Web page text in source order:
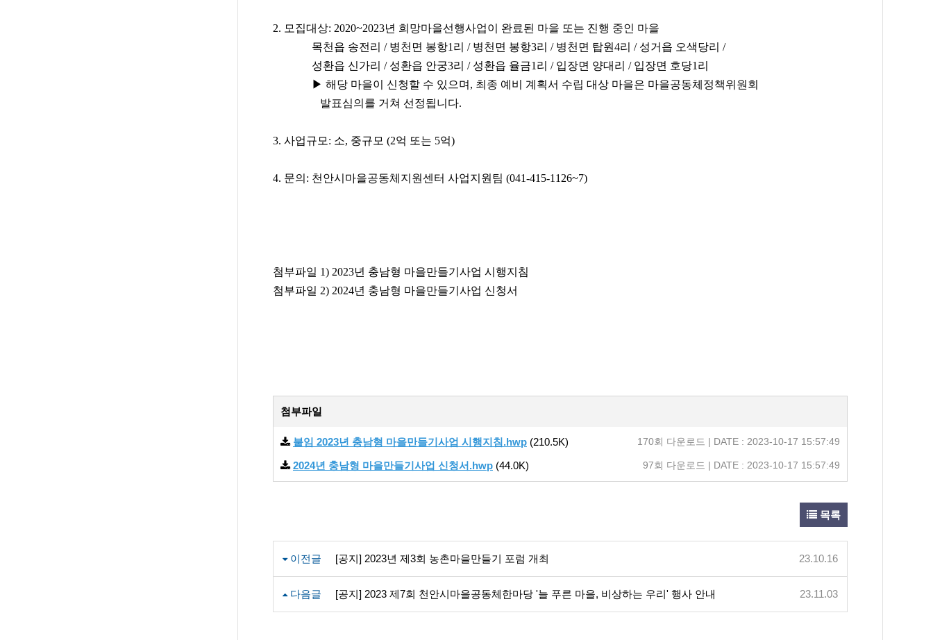
2. 모집대상: 2020~2023년 희망마을선행사업이 완료된 마을 또는 진행 중인 마을
목천읍 송전리 / 병천면 봉항1리 / 병천면 봉항3리 / 병천면 탑원4리 / 성거읍 오색당리 /
성환읍 신가리 / 성환읍 안궁3리 / 성환읍 율금1리 / 입장면 양대리 / 입장면 호당1리
▶ 해당 마을이 신청할 수 있으며, 최종 예비 계획서 수립 대상 마을은 마을공동체정책위원회
발표심의를 거쳐 선정됩니다.
3. 사업규모: 소, 중규모 (2억 또는 5억)
4. 문의: 천안시마을공동체지원센터 사업지원팀 (041-415-1126~7)
첨부파일 1) 2023년 충남형 마을만들기사업 시행지침
첨부파일 2) 2024년 충남형 마을만들기사업 신청서
첨부파일
붙임 2023년 충남형 마을만들기사업 시행지침.hwp (210.5K) 170회 다운로드 | DATE : 2023-10-17 15:57:49
2024년 충남형 마을만들기사업 신청서.hwp (44.0K) 97회 다운로드 | DATE : 2023-10-17 15:57:49
목록
이전글 [공지] 2023년 제3회 농촌마을만들기 포럼 개최 23.10.16
다음글 [공지] 2023 제7회 천안시마을공동체한마당 '늘 푸른 마을, 비상하는 우리' 행사 안내 23.11.03